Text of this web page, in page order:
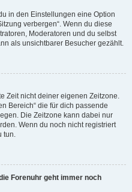
in den Einstellungen eine Option
verbergen“. Wenn du diese
Moderatoren und du selbst
als unsichtbarer Besucher gezählt.
Zeit nicht deiner eigenen Zeitzone.
Bereich“ die für dich passende
Die Zeitzone kann dabei nur
Wenn du noch nicht registriert
tun.
Forenuhr geht immer noch